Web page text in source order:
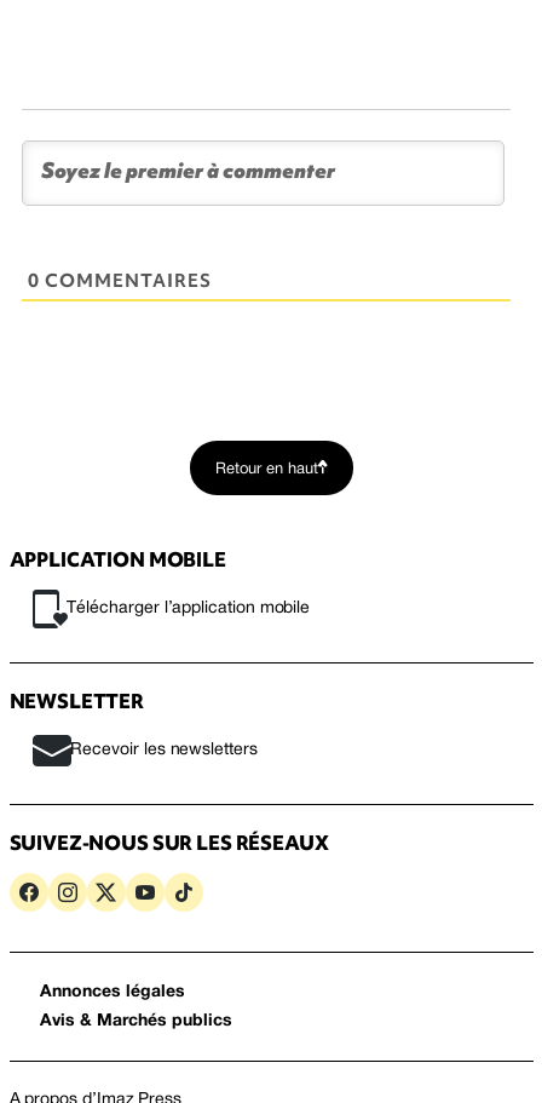
0 COMMENTAIRES
Retour en haut
APPLICATION MOBILE
Télécharger l’application mobile
NEWSLETTER
Recevoir les newsletters
SUIVEZ-NOUS SUR LES RÉSEAUX
Annonces légales
Avis & Marchés publics
A propos d’Imaz Press